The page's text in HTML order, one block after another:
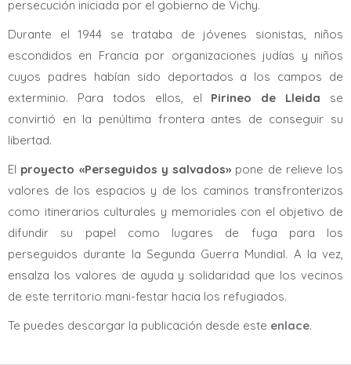
persecución iniciada por el gobierno de Vichy.
Durante el 1944 se trataba de jóvenes sionistas, niños
escondidos en Francia por organizaciones judías y niños
cuyos padres habían sido deportados a los campos de
exterminio. Para todos ellos, el Pirineo de Lleida se
convirtió en la penúltima frontera antes de conseguir su
libertad.
El proyecto «Perseguidos y salvados» pone de relieve los
valores de los espacios y de los caminos transfronterizos
como itinerarios culturales y memoriales con el objetivo de
difundir su papel como lugares de fuga para los
perseguidos durante la Segunda Guerra Mundial. A la vez,
ensalza los valores de ayuda y solidaridad que los vecinos
de este territorio mani-festar hacia los refugiados.
Te puedes descargar la publicación desde este enlace.